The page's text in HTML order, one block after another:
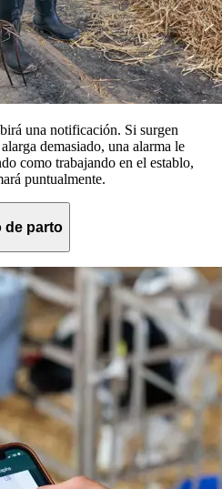
una notificación. Si surgen
demasiado, una alarma le
como trabajando en el establo,
puntualmente.
de parto